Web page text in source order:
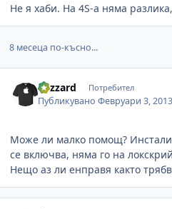
Не я хаби. На 4S-а няма
8 месеца по-късно...
blizzard Потребител
ПубликуваноФевруари 3, 2013
Може ли малко помощ?
се включва, няма го на
Нещо аз ли енправя както